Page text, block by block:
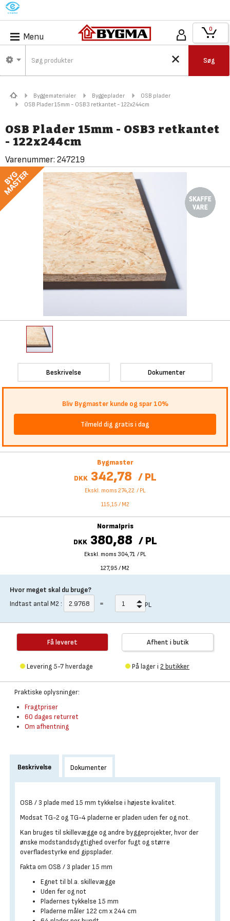
M
Menu
Søg
0
Byggematerialer Byggeplader
OSB plader
OSB Plader 15mm - OSB3 retkantet - 122x244cm
OSB Plader 15mm - OSB3 retkantet
- 122x244cm
Varenummer: 247219
Beskrivelse Dokumenter
Bliv Bygmaster kunde og spar 10%
Tilmeld dig gratis i dag
Bygmaster
DKK 342,78 / PL
Ekskl. moms 274,22 / PL
115,15 / M2
Normalpris
DKK 380,88 / PL
Ekskl. moms 304,71 / PL
127,95 / M2
Hvor meget skal du bruge?
Indtast antal M2 : = PL
Få leveret
Levering 5-7 hverdage
Afhent i butik
På lager i 2 butikker
Praktiske oplysninger:
Fragtpriser
60 dages returret
Om afhentning
Beskrivelse Dokumenter
OSB / 3 plade med 15 mm tykkelse i højeste kvalitet.
Modsat TG-2 og TG-4 pladerne er pladen uden fer og not.
Kan bruges til skillevægge og andre byggeprojekter, hvor der
ønske modstandsdygtighed overfor fugt og større
overfladestyrke end gipsplader.
Fakta om OSB / 3 plader 15 mm
Egnet til bl.a. skillevægge
Uden fer og not
Pladernes tykkelse 15 mm
Pladerne måler 122 cm x 244 cm